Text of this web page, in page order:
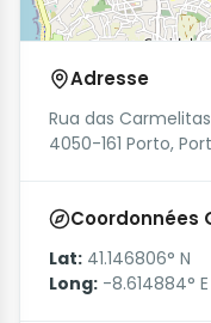
Adresse
Rua das
4050-161 Porto,
Coordonnées
Lat: 41.146806° N
Long: -8.614884° E